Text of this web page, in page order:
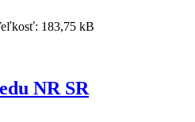
183,75 kB
NR SR